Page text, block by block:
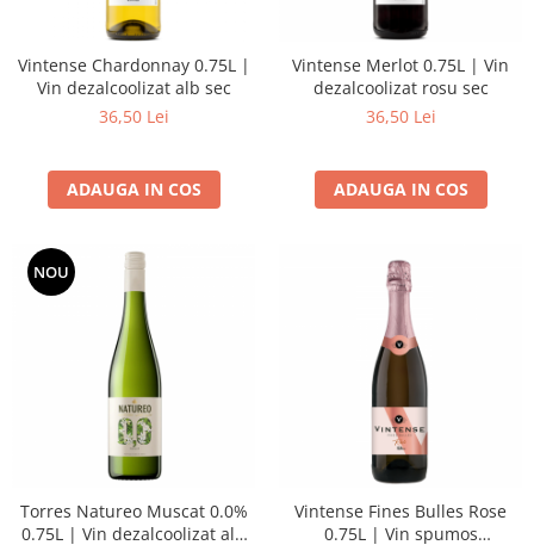
Vintense Chardonnay 0.75L |
Vin dezalcoolizat alb sec
36,50 Lei
ADAUGA IN COS
Vintense Merlot 0.75L | Vin
dezalcoolizat rosu sec
36,50 Lei
ADAUGA IN COS
NOU
Torres Natureo Muscat 0.0%
0.75L | Vin dezalcoolizat alb
Vintense Fines Bulles Rose
0.75L | Vin spumos